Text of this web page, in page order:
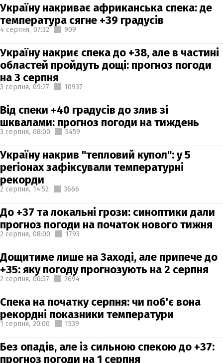
Україну накриває африканська спека: де
температура сягне +39 градусів
4 серпня, 07:32 909
Україну накриє спека до +38, але в частині
областей пройдуть дощі: прогноз погоди
на 3 серпня
3 серпня, 09:27 10937
Від спеки +40 градусів до злив зі
шквалами: прогноз погоди на тиждень
3 серпня, 08:00 5459
Україну накрив "тепловий купол": у 5
регіонах зафіксували температурні
рекорди
2 серпня, 14:52 3666
До +37 та локальні грози: синоптики дали
прогноз погоди на початок нового тижня
2 серпня, 08:00 1793
Дощитиме лише на Заході, але припече до
+35: яку погоду прогнозують на 2 серпня
2 серпня, 06:57 2694
Спека на початку серпня: чи поб'є вона
рекордні показники температури
1 серпня, 20:00 1539
Без опадів, але із сильною спекою до +37:
прогноз погоди на 1 серпня